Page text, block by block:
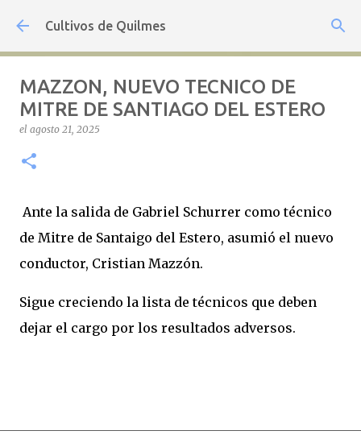
Ir al contenido principal
Cultivos de Quilmes
MAZZON, NUEVO TECNICO DE
MITRE DE SANTIAGO DEL ESTERO
el agosto 21, 2025
Ante la salida de Gabriel Schurrer como técnico
de Mitre de Santaigo del Estero, asumió el nuevo
conductor, Cristian Mazzón.
Sigue creciendo la lista de técnicos que deben
dejar el cargo por los resultados adversos.